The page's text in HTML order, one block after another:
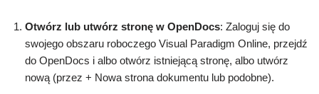
Otwórz lub utwórz stronę w OpenDocs: Zaloguj się do
swojego obszaru roboczego Visual Paradigm Online, przejdź
do OpenDocs i albo otwórz istniejącą stronę, albo utwórz
nową (przez + Nowa strona dokumentu lub podobne).